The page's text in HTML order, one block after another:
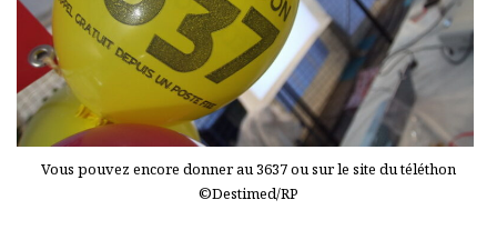
Vous pouvez encore donner au 3637 ou sur le site du téléthon
©Destimed/RP